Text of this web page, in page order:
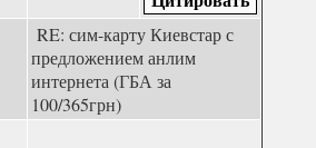
RE: сим-карту Киевстар с
предложением анлим
интернета (ГБА за
100/365грн)